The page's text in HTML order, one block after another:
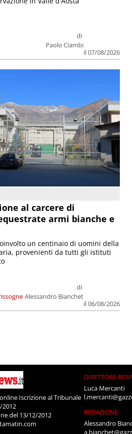
di
Paolo Ciambi
il 07/08/2026
al carcere di
armi bianche e
di
Alessandro Bianchet
il 06/08/2026
un centinaio di uomini della
provenienti da tutti gli istituti
Iscrizione al Tribunale
2012
del 13/12/2012
DIRETTORE
Luca Mercanti
REDAZIONE
Alessandro